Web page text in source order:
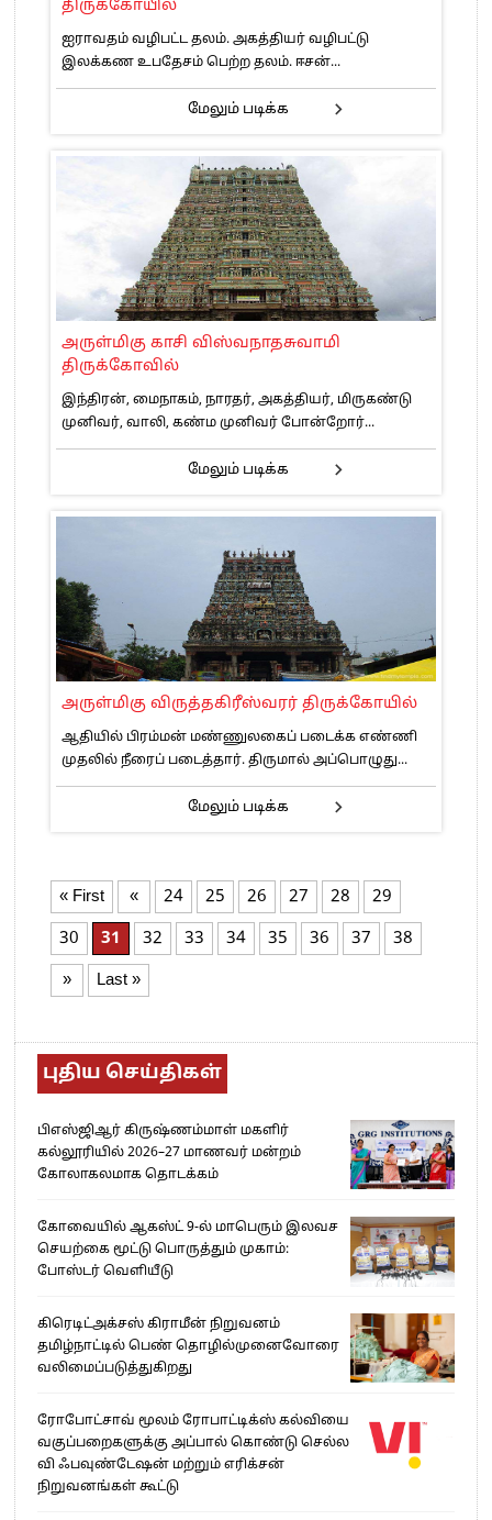
திருக்கோயில்
ஐராவதம் வழிபட்ட தலம். அகத்தியர் வழிபட்டு
இலக்கண உபதேசம் பெற்ற தலம். ஈசன்...
மேலும் படிக்க
அருள்மிகு காசி விஸ்வநாதசுவாமி
திருக்கோவில்
இந்திரன், மைநாகம், நாரதர், அகத்தியர், மிருகண்டு
முனிவர், வாலி, கண்ம முனிவர் போன்றோர்...
மேலும் படிக்க
அருள்மிகு விருத்தகிரீஸ்வரர் திருக்கோயில்
ஆதியில் பிரம்மன் மண்ணுலகைப் படைக்க எண்ணி
முதலில் நீரைப் படைத்தார். திருமால் அப்பொழுது...
மேலும் படிக்க
« First « 24 25 26 27 28
29
30
31 32 33 34 35 36 37
38
»
Last »
புதிய செய்திகள்
பிஎஸ்ஜிஆர் கிருஷ்ணம்மாள் மகளிர்
கல்லூரியில் 2026–27 மாணவர் மன்றம்
கோலாகலமாக தொடக்கம்
கோவையில் ஆகஸ்ட் 9-ல் மாபெரும் இலவச
செயற்கை மூட்டு பொருத்தும் முகாம்:
போஸ்டர் வெளியீடு
கிரெடிட்அக்சஸ் கிராமீன் நிறுவனம்
தமிழ்நாட்டில் பெண் தொழில்முனைவோரை
வலிமைப்படுத்துகிறது
ரோபோட்சாவ் மூலம் ரோபாட்டிக்ஸ் கல்வியை
வகுப்பறைகளுக்கு அப்பால் கொண்டு செல்ல
வி ஃபவுண்டேஷன் மற்றும் எரிக்சன்
நிறுவனங்கள் கூட்டு